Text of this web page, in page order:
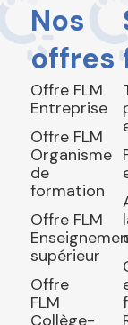
Nos
offres
Offre FLM
Entreprise
Offre FLM
Organisme
de
formation
Offre FLM
supérieur
Offre
FLM
Collège-